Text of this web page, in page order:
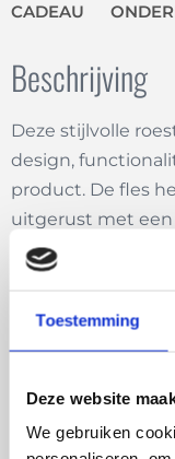
Toestemming
Deze website
We gebruiken
CADEAU
Beschrijving
Deze stijlvolle
design,
product. De fles
uitgerust met een
zodat je drankje
lekken.
In de dop
met twee
zodat je de fles
werk, sport of